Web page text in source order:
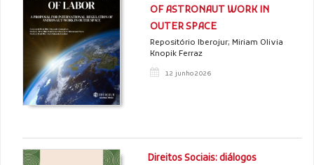
OF ASTRONAUT WORK IN
OUTER SPACE
Repositório Iberojur; Miriam Olivia
Knopik Ferraz
12 junho 2026
Direitos Sociais: diálogos